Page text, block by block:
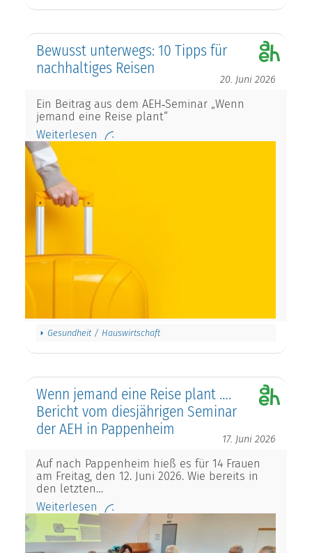
Bewusst unterwegs: 10 Tipps für
nachhaltiges Reisen
20. Juni 2026
Ein Beitrag aus dem AEH‑Seminar „Wenn
jemand eine Reise plant“
Weiterlesen
Gesundheit / Hauswirtschaft
Wenn jemand eine Reise plant ….
Bericht vom diesjährigen Seminar
der AEH in Pappenheim
17. Juni 2026
Auf nach Pappenheim hieß es für 14 Frauen
am Freitag, den 12. Juni 2026. Wie bereits in
den letzten…
Weiterlesen